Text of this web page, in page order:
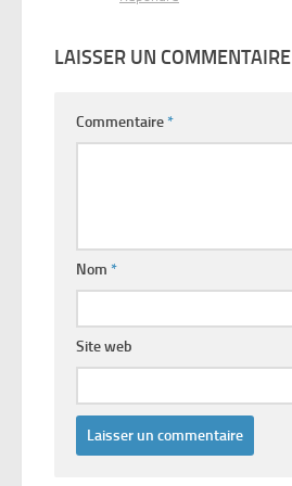
LAISSER UN COMMENTAIRE
Commentaire*
Nom *
Site web